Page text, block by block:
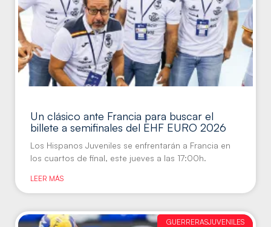
Un clásico ante Francia para buscar el
billete a semifinales del EHF EURO 2026
Los Hispanos Juveniles se enfrentarán a Francia en
los cuartos de final, este jueves a las 17:00h.
LEER MÁS
GUERRERASJUVENILES